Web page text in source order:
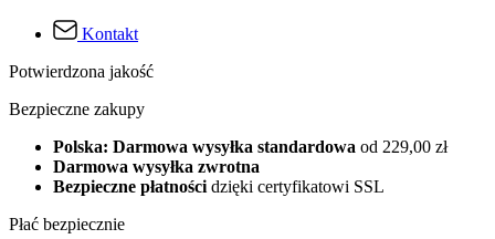
Kontakt
Potwierdzona jakość
Bezpieczne zakupy
Polska: Darmowa wysyłka standardowa od 229,00 zł
Darmowa wysyłka zwrotna
Bezpieczne płatnościdzięki certyfikatowi SSL
Płać bezpiecznie